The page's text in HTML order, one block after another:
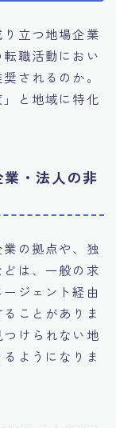
立つ地場企業
職活動におい
されるのか。
と地域に特化
・法人の非
の拠点や、独
は、一般の求
ジェント経由
ことがありま
けられない地
ようになりま